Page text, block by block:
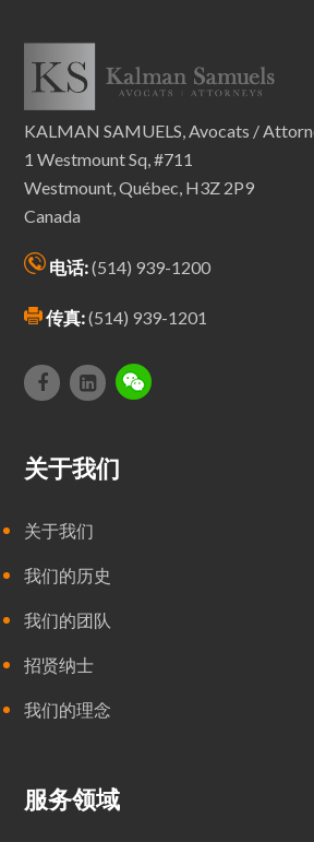
KALMAN SAMUELS, Avocats /
1 Westmount Sq, #711
Westmount, Québec, H3Z 2P9
Canada
电话:(514) 939-1200
传真:(514) 939-1201
关于我们
关于我们
我们的历史
我们的团队
招贤纳士
我们的理念
服务领域